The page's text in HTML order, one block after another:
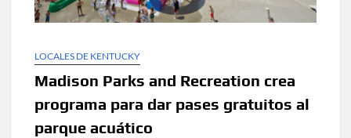
LOCALES DE KENTUCKY
Madison Parks and Recreation crea
programa para dar pases gratuitos al
parque acuático